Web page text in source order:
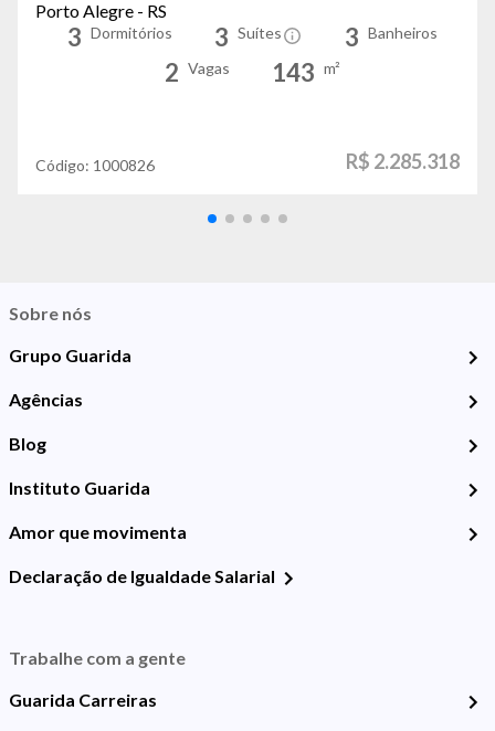
Porto Alegre - RS
3 Dormitórios 3 Suítes 3 Banheiros
2 Vagas 143 m²
Código: 1000826 R$ 2.285.318
Sobre nós
Grupo Guarida
Agências
Blog
Instituto Guarida
Amor que movimenta
Declaração de Igualdade Salarial
Trabalhe com a gente
Guarida Carreiras